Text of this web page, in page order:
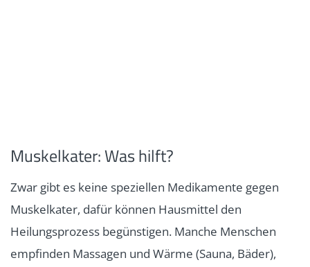
Muskelkater: Was hilft?
Zwar gibt es keine speziellen Medikamente gegen
Muskelkater, dafür können Hausmittel den
Heilungsprozess begünstigen. Manche Menschen
empfinden Massagen und Wärme (Sauna, Bäder),